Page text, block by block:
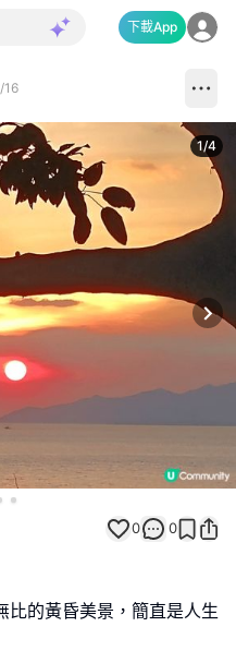
下載App
16
1/4
0 0
比的黃昏美景，簡直是人生